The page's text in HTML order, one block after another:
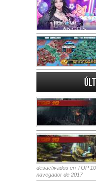
desactivados en TOP
navegador de 2017